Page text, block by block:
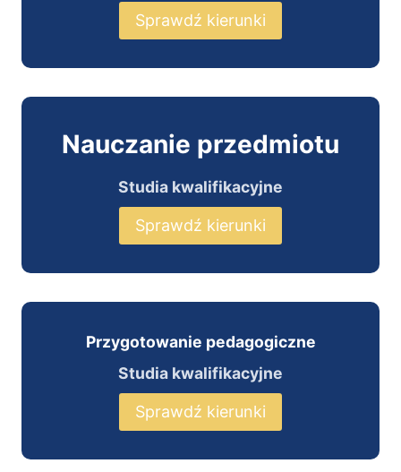
Sprawdź kierunki
Nauczanie przedmiotu
Studia kwalifikacyjne
Sprawdź kierunki
Przygotowanie pedagogiczne
Studia kwalifikacyjne
Sprawdź kierunki